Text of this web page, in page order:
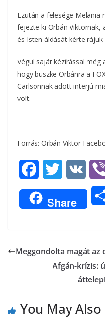
k
Ezután a felesége Melania
fejezte ki Orbán Viktornak,
és Isten áldását kérte rájuk
Végül saját kézírással még
hogy büszke Orbánra a
Carlsonnak adott interjú
volt.
Forrás: Orbán Viktor
a
c
b
k
w
i
t
e
K
Share
Meggondolta magát az
Afgán-krízis:
You May Also